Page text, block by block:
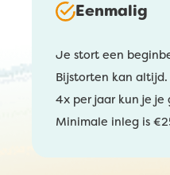
Eenmalig
Je stort een
Bijstorten kan altijd.
4x per jaar kun je je
Minimale inleg is